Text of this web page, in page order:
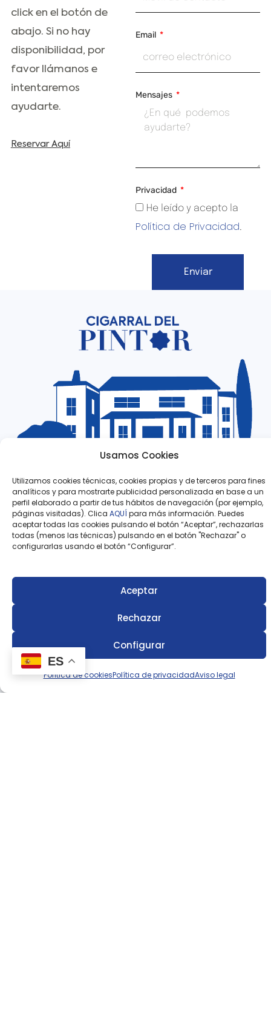
Usamos Cookies
Utilizamos cookies técnicas, cookies propias y de terceros para fines
analíticos y para mostrarte publicidad personalizada en base a un
perfil elaborado a partir de tus hábitos de navegación (por ejemplo,
páginas visitadas). Clica AQUÍ para más información. Puedes
aceptar todas las cookies pulsando el botón “Aceptar”, rechazarlas
todas (menos las técnicas) pulsando en el botón "Rechazar" o
configurarlas usando el botón “Configurar”.
Aceptar
Rechazar
Configurar
Política de cookiesPolítica de privacidadAviso legal
click en el botón de
abajo. Si no hay
disponibilidad, por
favor llámanos e
intentaremos
ayudarte.
Reservar Aquí
Email
Mensajes
Privacidad
He leído y acepto la
Política de Privacidad.
Enviar
DATOS DE CONTACTO
618 026 439
Cam. de los Enebros, 50, 45004 Toledo
ENLACES MÁS VISITADOS
Reservar habitación
ES